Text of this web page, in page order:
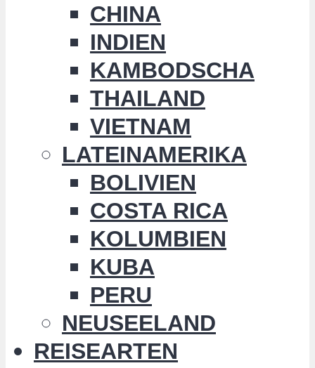
CHINA
INDIEN
KAMBODSCHA
THAILAND
VIETNAM
LATEINAMERIKA
BOLIVIEN
COSTA RICA
KOLUMBIEN
KUBA
PERU
NEUSEELAND
REISEARTEN